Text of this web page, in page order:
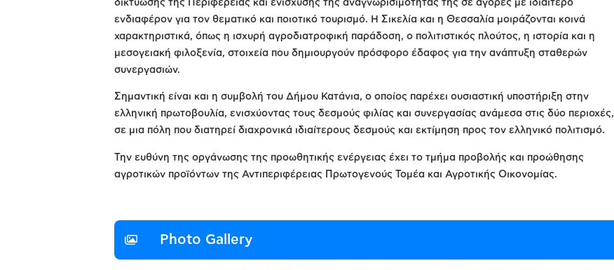
δικτύωσης της Περιφέρειας και ενίσχυσης της αναγνωρισιμότητάς της σε αγορές με ιδιαίτερο
ενδιαφέρον για τον θεματικό και ποιοτικό τουρισμό. Η Σικελία και η Θεσσαλία μοιράζονται κοινά
χαρακτηριστικά, όπως η ισχυρή αγροδιατροφική παράδοση, ο πολιτιστικός πλούτος, η ιστορία και η
μεσογειακή φιλοξενία, στοιχεία που δημιουργούν πρόσφορο έδαφος για την ανάπτυξη σταθερών
συνεργασιών.
Σημαντική είναι και η συμβολή του Δήμου Κατάνια, ο οποίος παρέχει ουσιαστική υποστήριξη στην
ελληνική πρωτοβουλία, ενισχύοντας τους δεσμούς φιλίας και συνεργασίας ανάμεσα στις δύο περιοχές,
σε μια πόλη που διατηρεί διαχρονικά ιδιαίτερους δεσμούς και εκτίμηση προς τον ελληνικό πολιτισμό.
Την ευθύνη της οργάνωσης της προωθητικής ενέργειας έχει το τμήμα προβολής και προώθησης
αγροτικών προϊόντων της Αντιπεριφέρειας Πρωτογενούς Τομέα και Αγροτικής Οικονομίας.
Photo Gallery